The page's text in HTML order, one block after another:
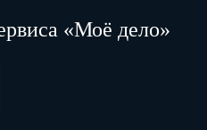
«Моё дело»